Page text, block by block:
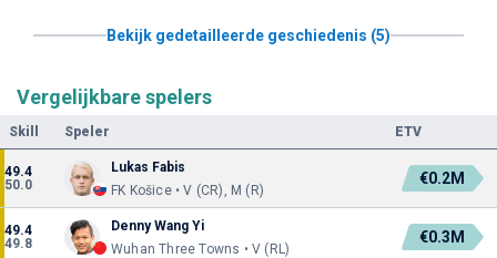
Bekijk gedetailleerde geschiedenis (5)
Vergelijkbare spelers
Skill Speler ETV
49.4
50.0
Lukas Fabis
FK Košice • V (CR), M (R)
€0.2M
49.4
49.8
Denny Wang Yi
Wuhan Three Towns • V (RL)
€0.3M